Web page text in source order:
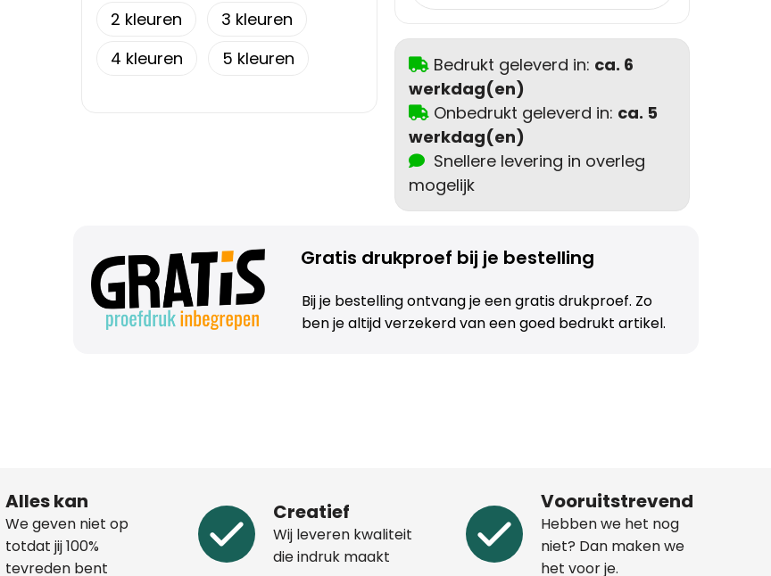
2
3
4
5 Bedrukt geleverd in: ca. 6
werkdag(en)
Onbedrukt geleverd in: ca. 5
werkdag(en)
Snellere levering in overleg
mogelijk
Gratis drukproef bij je bestelling
Bij je bestelling ontvang je een gratis drukproef. Zo
ben je altijd verzekerd van een goed bedrukt artikel.
Alles kan
We geven niet op
totdat jij 100%
tevreden bent
Creatief
Wij leveren kwaliteit
die indruk maakt
Vooruitstrevend
Hebben we het nog
niet? Dan maken we
het voor je.